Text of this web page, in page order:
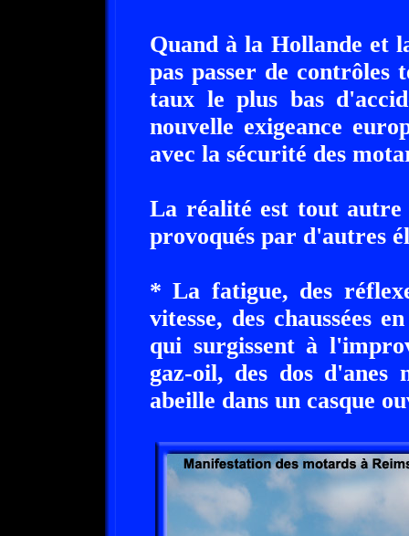
Quand à la Hollande et
pas passer de contrôles
taux le plus bas
nouvelle exigeance
avec la sécurité des
La réalité est tout autre
provoqués par d'autres
* La fatigue, des
vitesse, des chaussées
qui surgissent à
gaz-oil, des dos d'anes
abeille dans un casque